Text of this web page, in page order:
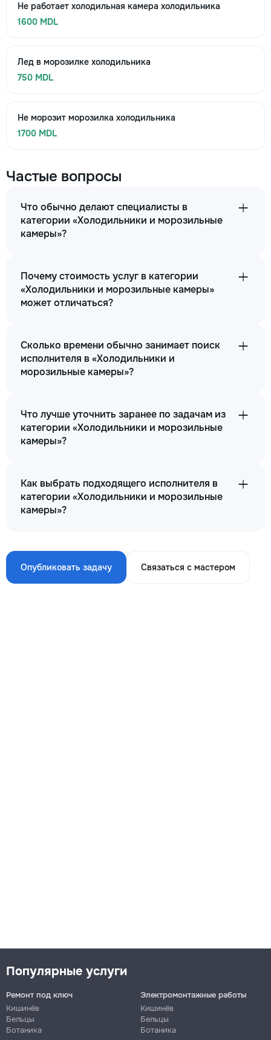
Не работает холодильная камера холодильника
1600 MDL
Лед в морозилке холодильника
750 MDL
Не морозит морозилка холодильника
1700 MDL
Частые вопросы
Что обычно делают специалисты в
категории «Холодильники и морозильные
камеры»?
Почему стоимость услуг в категории
«Холодильники и морозильные камеры»
может отличаться?
Сколько времени обычно занимает поиск
исполнителя в «Холодильники и
морозильные камеры»?
Что лучше уточнить заранее по задачам из
категории «Холодильники и морозильные
камеры»?
Как выбрать подходящего исполнителя в
категории «Холодильники и морозильные
камеры»?
Опубликовать задачу Связаться с мастером
Популярные услуги
Ремонт под ключ
Кишинёв
Бельцы
Ботаника
Электромонтажные работы
Кишинёв
Бельцы
Ботаника